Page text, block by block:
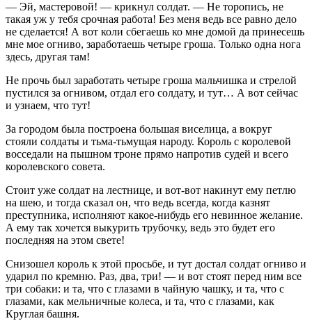
— Эй, мастеровой! — крикнул солдат. — Не торопись, не
такая уж у тебя срочная работа! Без меня ведь все равно дело
не сделается! А вот коли сбегаешь ко мне домой да принесешь
мне мое огниво, заработаешь четыре гроша. Только одна нога
здесь, другая там!
Не прочь был заработать четыре гроша мальчишка и стрелой
пустился за огнивом, отдал его солдату, и тут… А вот сейчас
и узнаем, что тут!
За городом была построена большая виселица, а вокруг
стояли солдаты и тьма-тьмущая народу. Король с королевой
восседали на пышном троне прямо напротив судей и всего
королевского совета.
Стоит уже солдат на лестнице, и вот-вот накинут ему петлю
на шею, и тогда сказал он, что ведь всегда, когда казнят
преступника, исполняют какое-нибудь его невинное желание.
А ему так хочется выкурить трубочку, ведь это будет его
последняя на этом свете!
Снизошел король к этой просьбе, и тут достал солдат огниво и
ударил по кремню. Раз, два, три! — и вот стоят перед ним все
три собаки: и та, что с глазами в чайную чашку, и та, что с
глазами, как мельничные колеса, и та, что с глазами, как
Круглая башня.